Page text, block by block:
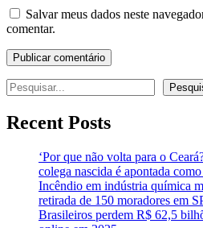
Salvar meus dados neste
comentar.
Pesquisar
Recent Posts
‘Por que não volta para o
colega nascida é apontada
Incêndio em indústria química
retirada de 150 moradores em
Brasileiros perdem R$ 62,5